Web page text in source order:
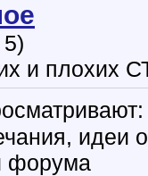
и плохих
идеи о
форума